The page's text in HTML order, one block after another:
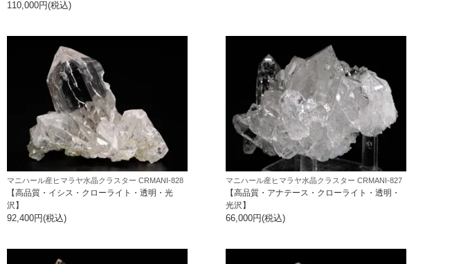
110,000円(税込)
マニハール産ヒマラヤ水晶クラスター CRMANI-828
【高品質・イシス・クローライト・透明・光
沢】
92,400円(税込)
マニハール産ヒマラヤ水晶クラスター CRMANI-827
【高品質・アナテース・クローライト・透明・
光沢】
66,000円(税込)